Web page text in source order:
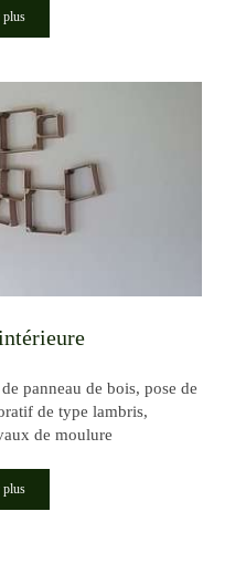
plus
panneau de bois, pose de
de type lambris,
de moulure
plus